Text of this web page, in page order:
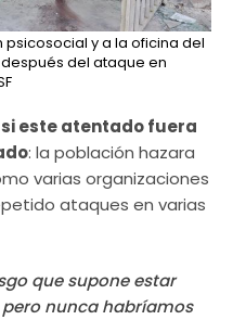
y a la oficina del
del ataque en
este atentado fuera
: la población hazara
varias organizaciones
ataques en varias
que supone estar
pero nunca habríamos